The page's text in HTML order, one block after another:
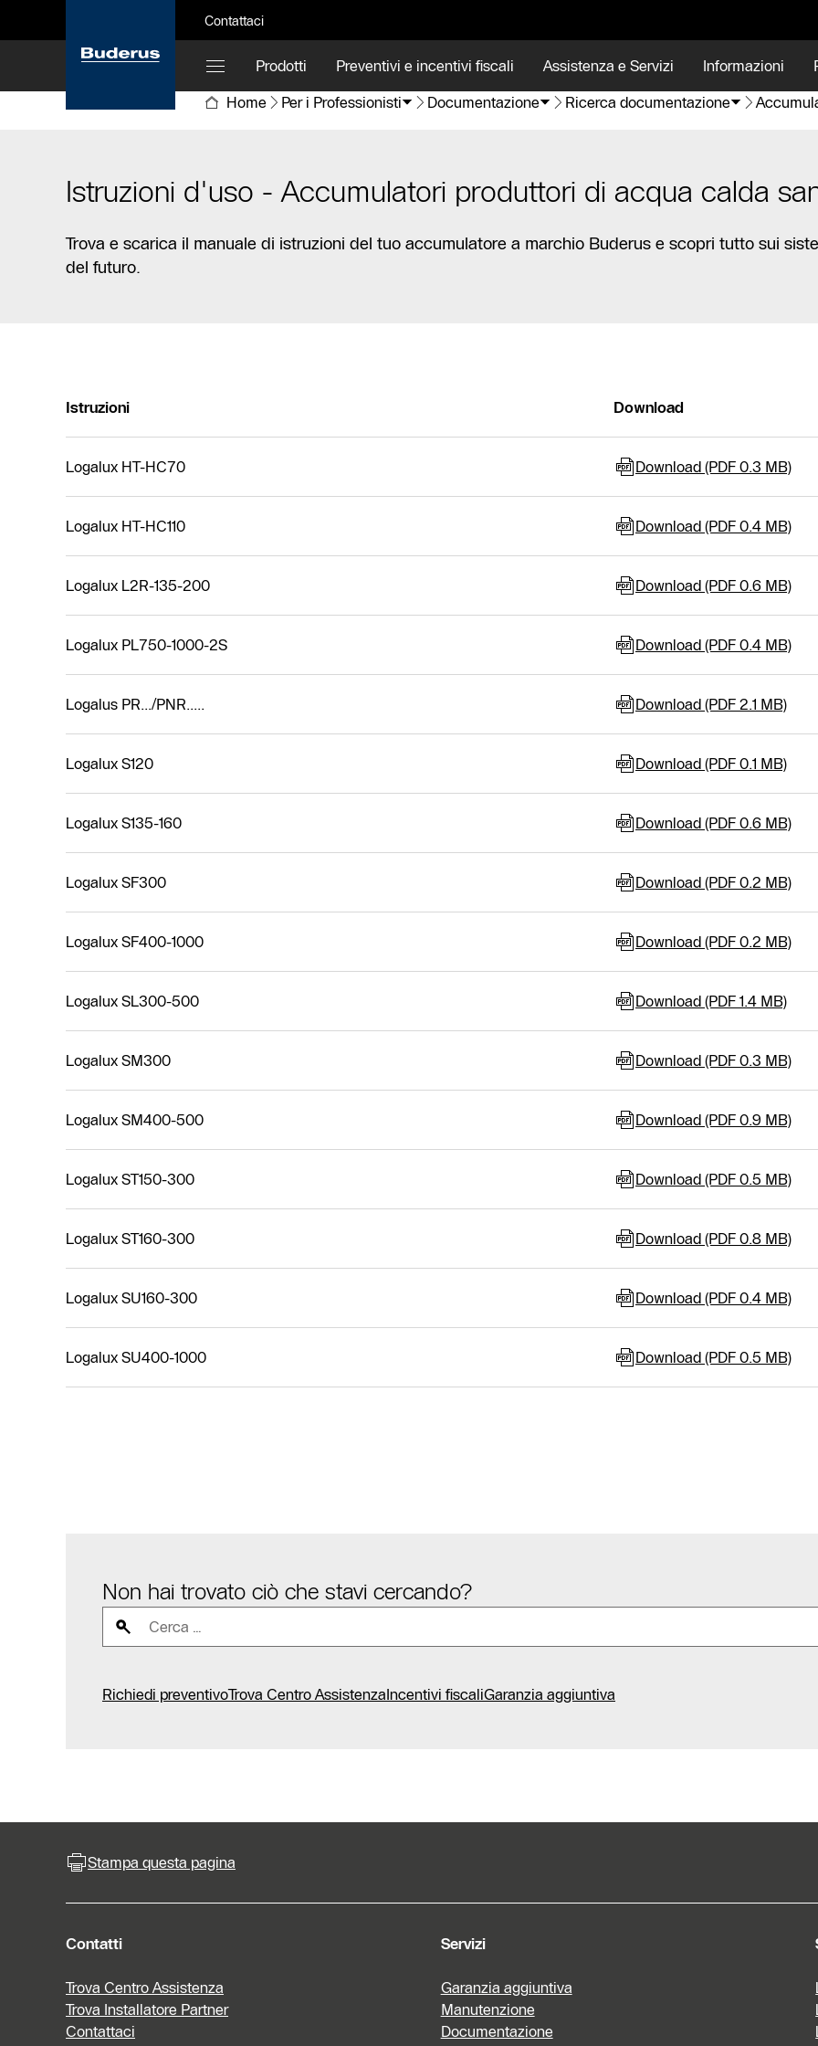
Contattaci
Prodotti Preventivi e incentivi fiscali Assistenza e Servizi Informazioni
Home
Per i Professionisti Documentazione Ricerca documentazione
Istruzioni d'uso - Accumulatori produttori di acqua calda
Trova e scarica il manuale di istruzioni del tuo accumulatore a marchio Buderus e scopri tutto sui
del futuro.
Istruzioni Download
Logalux HT-HC70 Download (PDF 0.3 MB)
Logalux HT-HC110 Download (PDF 0.4 MB)
Logalux L2R-135-200 Download (PDF 0.6 MB)
Logalux PL750-1000-2S Download (PDF 0.4 MB)
Logalus PR.../PNR..... Download (PDF 2.1 MB)
Logalux S120 Download (PDF 0.1 MB)
Logalux S135-160 Download (PDF 0.6 MB)
Logalux SF300 Download (PDF 0.2 MB)
Logalux SF400-1000 Download (PDF 0.2 MB)
Logalux SL300-500 Download (PDF 1.4 MB)
Logalux SM300 Download (PDF 0.3 MB)
Logalux SM400-500 Download (PDF 0.9 MB)
Logalux ST150-300 Download (PDF 0.5 MB)
Logalux ST160-300 Download (PDF 0.8 MB)
Logalux SU160-300 Download (PDF 0.4 MB)
Logalux SU400-1000 Download (PDF 0.5 MB)
Non hai trovato ciò che stavi cercando?
Richiedi preventivoTrova Centro AssistenzaIncentivi fiscaliGaranzia aggiuntiva
Stampa questa pagina
Contatti
Trova Centro Assistenza
Trova Installatore Partner
Contattaci
Servizi
Garanzia aggiuntiva
Manutenzione
Documentazione